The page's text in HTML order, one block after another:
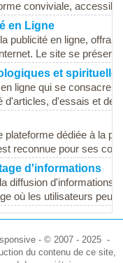
conviviale,
en Ligne
publicité en ligne,
Le site se
et spirituelles
ligne qui se consacre
d'articles, d'essais et de
plateforme dédiée à la
reconnue pour ses
d'informations
diffusion d'informations
où les utilisateurs
- © 2007 - 2025 -
du contenu de ce site,